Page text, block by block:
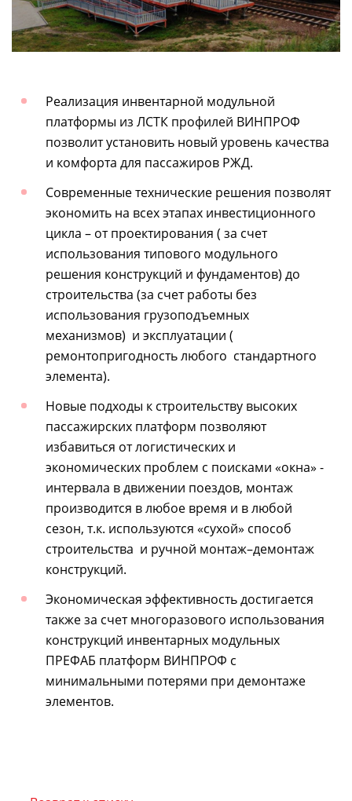
Реализация инвентарной модульной
платформы из ЛСТК профилей ВИНПРОФ
позволит установить новый уровень качества
и комфорта для пассажиров РЖД.
Современные технические решения позволят
экономить на всех этапах инвестиционного
цикла – от проектирования ( за счет
использования типового модульного
решения конструкций и фундаментов) до
строительства (за счет работы без
использования грузоподъемных
механизмов) и эксплуатации (
ремонтопригодность любого стандартного
элемента).
Новые подходы к строительству высоких
пассажирских платформ позволяют
избавиться от логистических и
экономических проблем с поисками «окна» -
интервала в движении поездов, монтаж
производится в любое время и в любой
сезон, т.к. используются «сухой» способ
строительства и ручной монтаж–демонтаж
конструкций.
Экономическая эффективность достигается
также за счет многоразового использования
конструкций инвентарных модульных
ПРЕФАБ платформ ВИНПРОФ с
минимальными потерями при демонтаже
элементов.